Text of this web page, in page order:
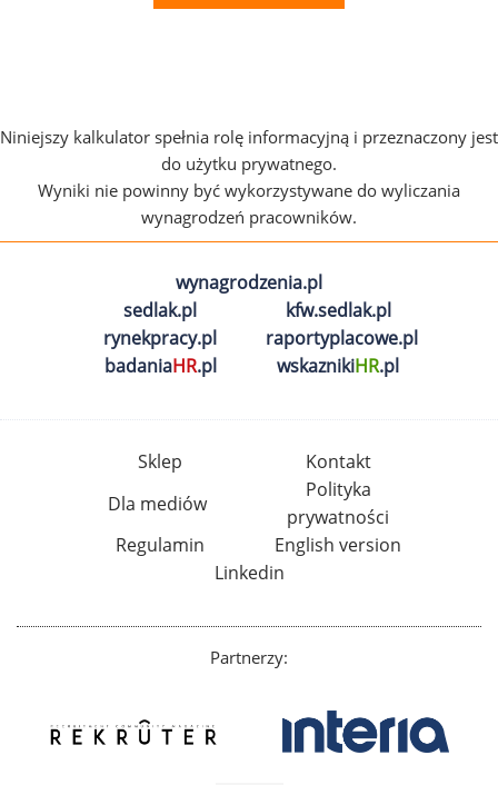
Niniejszy kalkulator spełnia rolę informacyjną i przeznaczony jest
do użytku prywatnego.
Wyniki nie powinny być wykorzystywane do wyliczania
wynagrodzeń pracowników.
wynagrodzenia.pl
sedlak.pl
kfw.sedlak.pl
rynekpracy.pl
raportyplacowe.pl
badaniaHR.pl wskaznikiHR.pl
Sklep
Kontakt
Dla mediów
Polityka
prywatności
Regulamin
English version
Linkedin
Partnerzy: